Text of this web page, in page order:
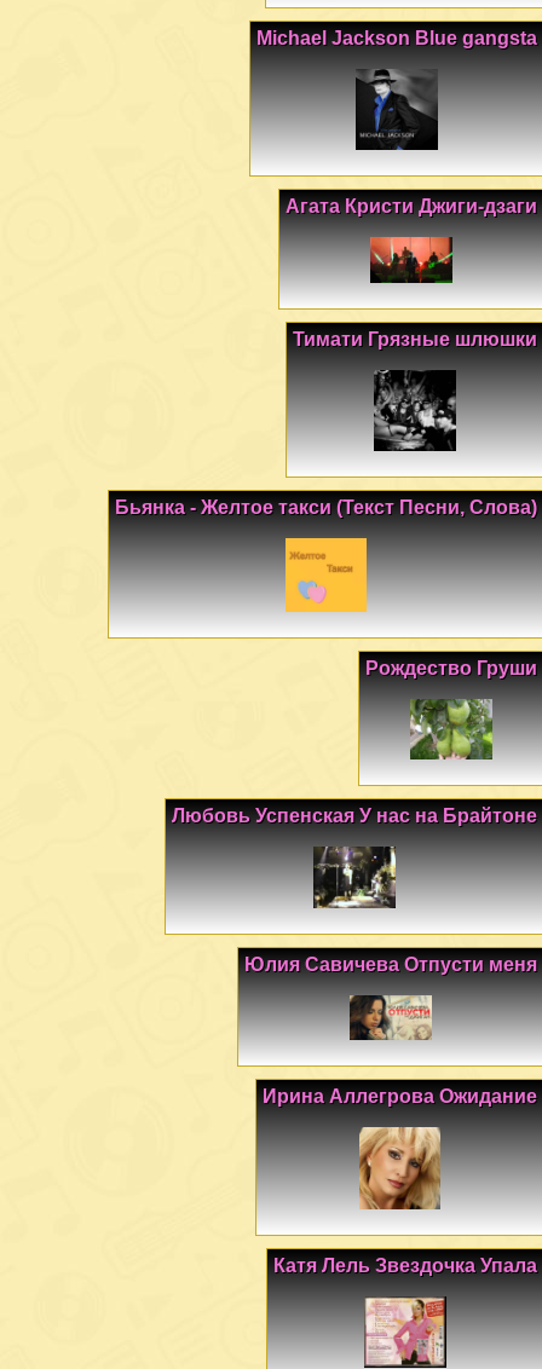
Michael Jackson Blue gangsta
Агата Кристи Джиги-дзаги
Тимати Грязные шлюшки
Бьянка - Желтое такси (Текст Песни, Слова)
Рождество Груши
Любовь Успенская У нас на Брайтоне
Юлия Савичева Отпусти меня
Ирина Аллегрова Ожидание
Катя Лель Звездочка Упала